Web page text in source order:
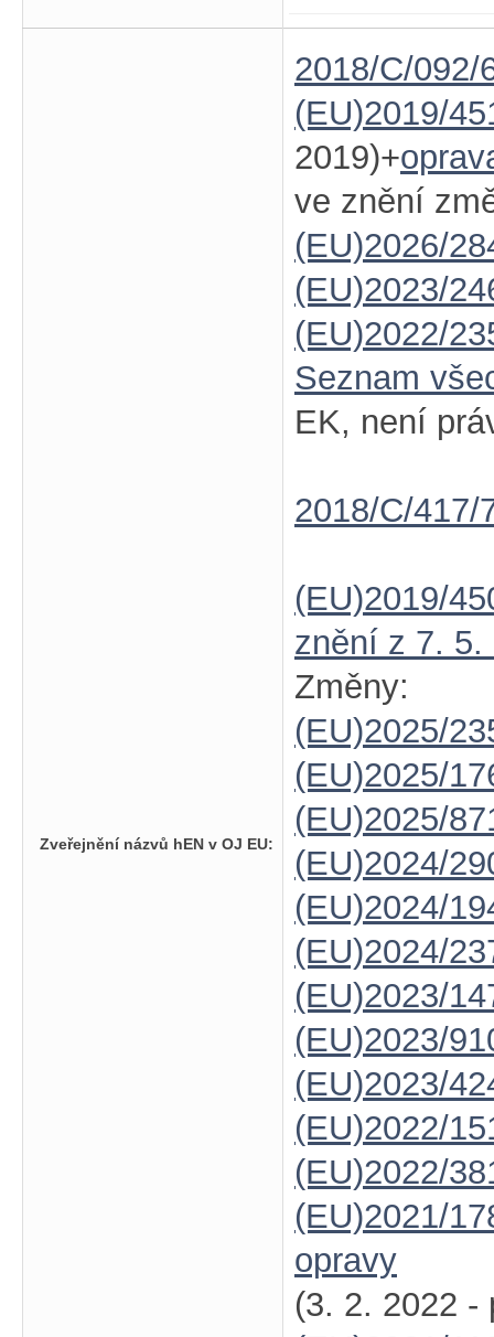
Zveřejnění názvů hEN v OJ EU:
2018/C/092/
(EU)2019/
2019)+
ve znění
(EU)2026/
(EU)2023/
(EU)2022/
Seznam
EK, není
2018/C/417/
(EU)2019/
znění z 7. 5.
Změny:
(EU)2025/
(EU)2025/
(EU)2025/
(EU)2024/
(EU)2024/
(EU)2024/
(EU)2023/
(EU)2023/
(EU)2023/
(EU)2022/
(EU)2022/
(EU)2021/
opravy
(3. 2. 2022 -